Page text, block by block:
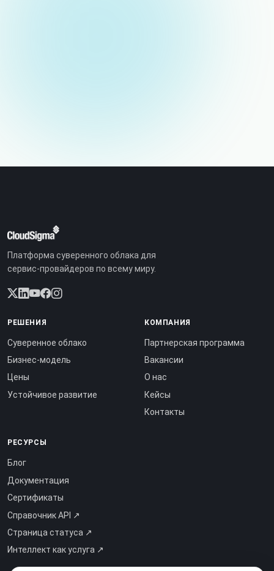
Платформа суверенного облака для
сервис-провайдеров по всему миру.
РЕШЕНИЯ
Суверенное облако
Бизнес-модель
Цены
Устойчивое развитие
КОМПАНИЯ
Партнерская программа
Вакансии
О нас
Кейсы
Контакты
РЕСУРСЫ
Блог
Документация
Сертификаты
Справочник API ↗
Страница статуса ↗
Интеллект как услуга ↗